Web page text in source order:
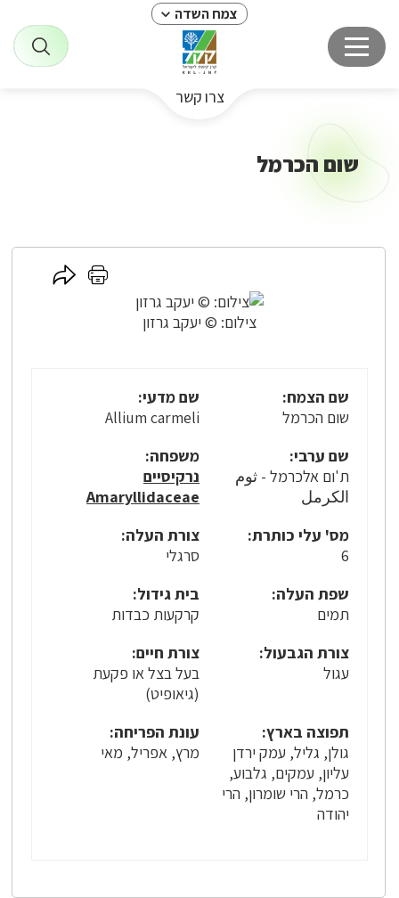
צמח השדה
צרו קשר
שום הכרמל
צילום: © יעקב גרזון
לחץ
לחץ
שם הצמח:
שום הכרמל
שם מדעי:
Allium carmeli
שם ערבי:
ת'ום אלכרמל - ثوم
الكرمل
משפחה:
נרקיסיים
Amaryllidaceae
מס' עלי כותרת:
6
צורת העלה:
סרגלי
שפת העלה:
תמים
בית גידול:
קרקעות כבדות
צורת הגבעול:
עגול
צורת חיים:
בעל בצל או פקעת
(גיאופיט)
תפוצה בארץ:
גולן, גליל, עמק ירדן
עליון, עמקים, גלבוע,
כרמל, הרי שומרון, הרי
יהודה
עונת הפריחה:
מרץ, אפריל, מאי